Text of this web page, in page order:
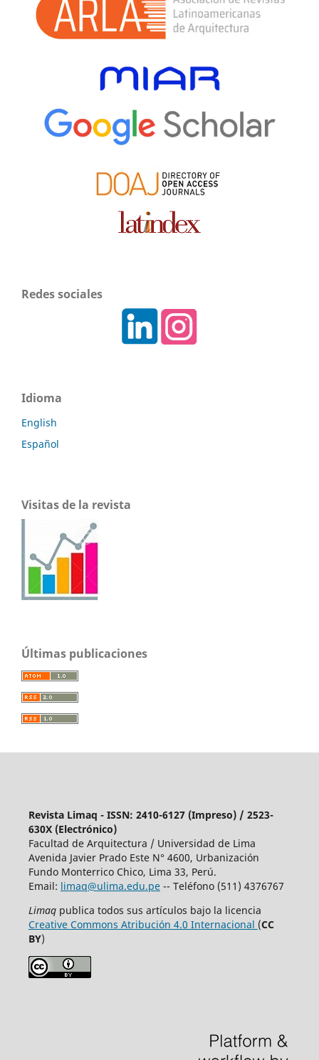
Redes sociales
Idioma
English
Español
Visitas de la revista
Últimas publicaciones
Revista Limaq - ISSN: 2410-6127 (Impreso) / 2523-
630X (Electrónico)
Facultad de Arquitectura / Universidad de Lima
Avenida Javier Prado Este N° 4600, Urbanización
Fundo Monterrico Chico, Lima 33, Perú.
Email: limaq@ulima.edu.pe-- Teléfono (511) 4376767
Limaq publica todos sus artículos bajo la licencia
Creative Commons Atribución 4.0 Internacional (CC
BY)